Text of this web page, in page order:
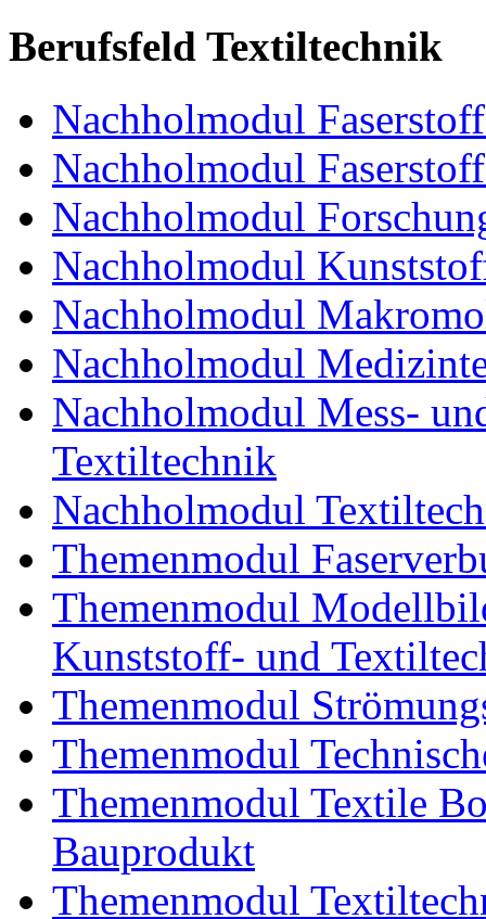
Berufsfeld Textiltechnik
Nachholmodul
Nachholmodul
Nachholmodul
Nachholmodul
Nachholmodul
Nachholmodul
Nachholmodul Mess-
Textiltechnik
Nachholmodul
Themenmodul
Themenmodul
Kunststoff- und
Themenmodul
Themenmodul
Themenmodul Textile
Bauprodukt
Themenmodul